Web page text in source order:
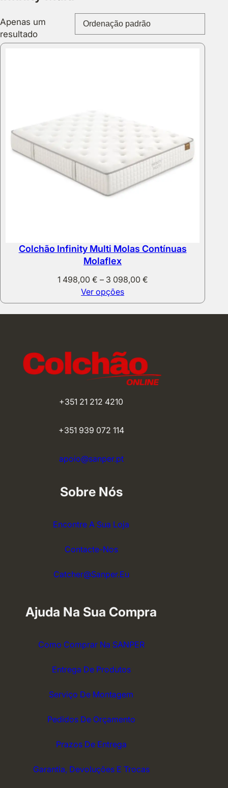
Apenas um
resultado
Colchão Infinity Multi Molas Contínuas
Molaflex
1 498,00 € – 3 098,00 €Price
1
498,00 €
Ver opções
+351 21 212 4210
+351 939 072 114
apoio@sanper.pt
Sobre Nós
Encontre A Sua Loja
Contacte-Nos
Catcher@sanper.eu
Ajuda Na Sua Compra
Como Comprar Na SANPER
Entrega De Produtos
Serviço De Montagem
Pedidos De Orçamento
Prazos De Entrega
Garantia, Devoluções E Trocas